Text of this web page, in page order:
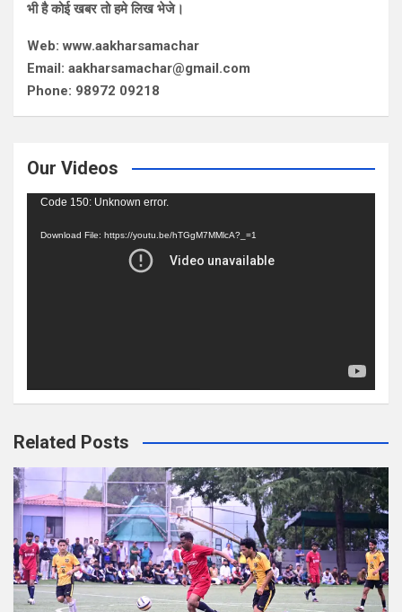
भी है कोई खबर तो हमे लिख भेजे।
Web: www.aakharsamachar
Email: aakharsamachar@gmail.com
Phone: 98972 09218
Our Videos
Video
Code 150: Unknown error.
Download File: https://youtu.be/hTGgM7MMlcA?_=1
Related Posts